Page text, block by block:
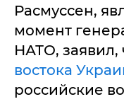
Расмуссен,
момент
НАТО, заявил,
востока
российские